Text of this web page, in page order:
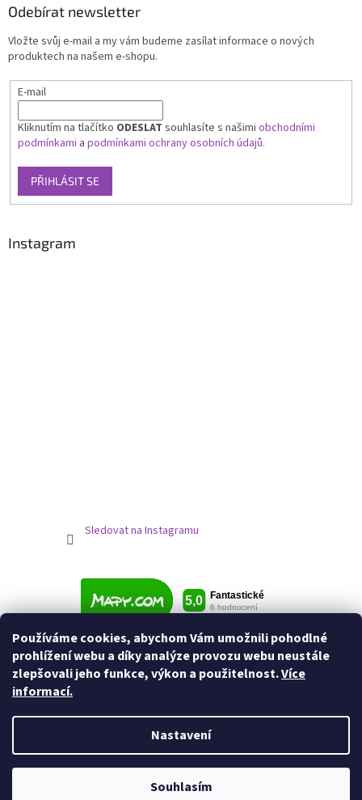
Používáme cookies, abychom Vám umožnili pohodlné
prohlížení webu a díky analýze provozu webu neustále
zlepšovali jeho funkce, výkon a použitelnost.Více
informací.
Nastavení
Souhlasím
Odebírat newsletter
Vložte svůj e-mail a my vám budeme zasílat informace o nových
produktech na našem e-shopu.
E-mail
Kliknutím na tlačítko ODESLAT souhlasíte s našimi obchodními
podmínkami a podmínkami ochrany osobních údajů.
PŘIHLÁSIT SE
Instagram
Sledovat na Instagramu
Vytvořil Shoptet
Jezdecké potřeby. Všechna práva vyhrazena.